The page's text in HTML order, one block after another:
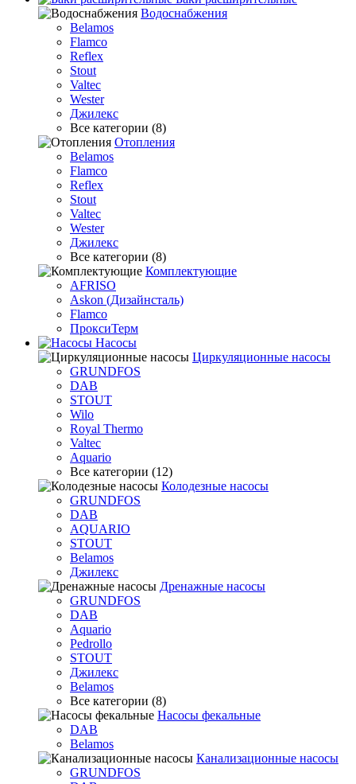
Водоснабжения
Belamos
Flamco
Reflex
Stout
Valtec
Wester
Джилекс
Все категории (8)
Отопления
Belamos
Flamco
Reflex
Stout
Valtec
Wester
Джилекс
Все категории (8)
Комплектующие
AFRISO
Askon (Дизайнсталь)
Flamco
ПроксиТерм
Насосы
Циркуляционные насосы
GRUNDFOS
DAB
STOUT
Wilo
Royal Thermo
Valtec
Aquario
Все категории (12)
Колодезные насосы
GRUNDFOS
DAB
AQUARIO
STOUT
Belamos
Джилекс
Дренажные насосы
GRUNDFOS
DAB
Aquario
Pedrollo
STOUT
Джилекс
Belamos
Все категории (8)
Насосы фекальные
DAB
Belamos
Канализационные насосы
GRUNDFOS